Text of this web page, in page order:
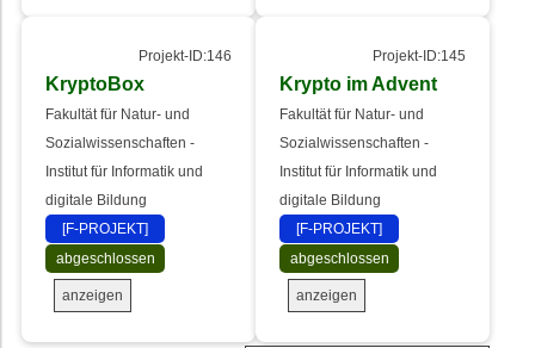
Projekt-ID:146
KryptoBox
Fakultät für Natur- und
Sozialwissenschaften -
Institut für Informatik und
digitale Bildung
[F-PROJEKT]
abgeschlossen
anzeigen
Projekt-ID:145
Krypto im Advent
Fakultät für Natur- und
Sozialwissenschaften -
Institut für Informatik und
digitale Bildung
[F-PROJEKT]
abgeschlossen
anzeigen